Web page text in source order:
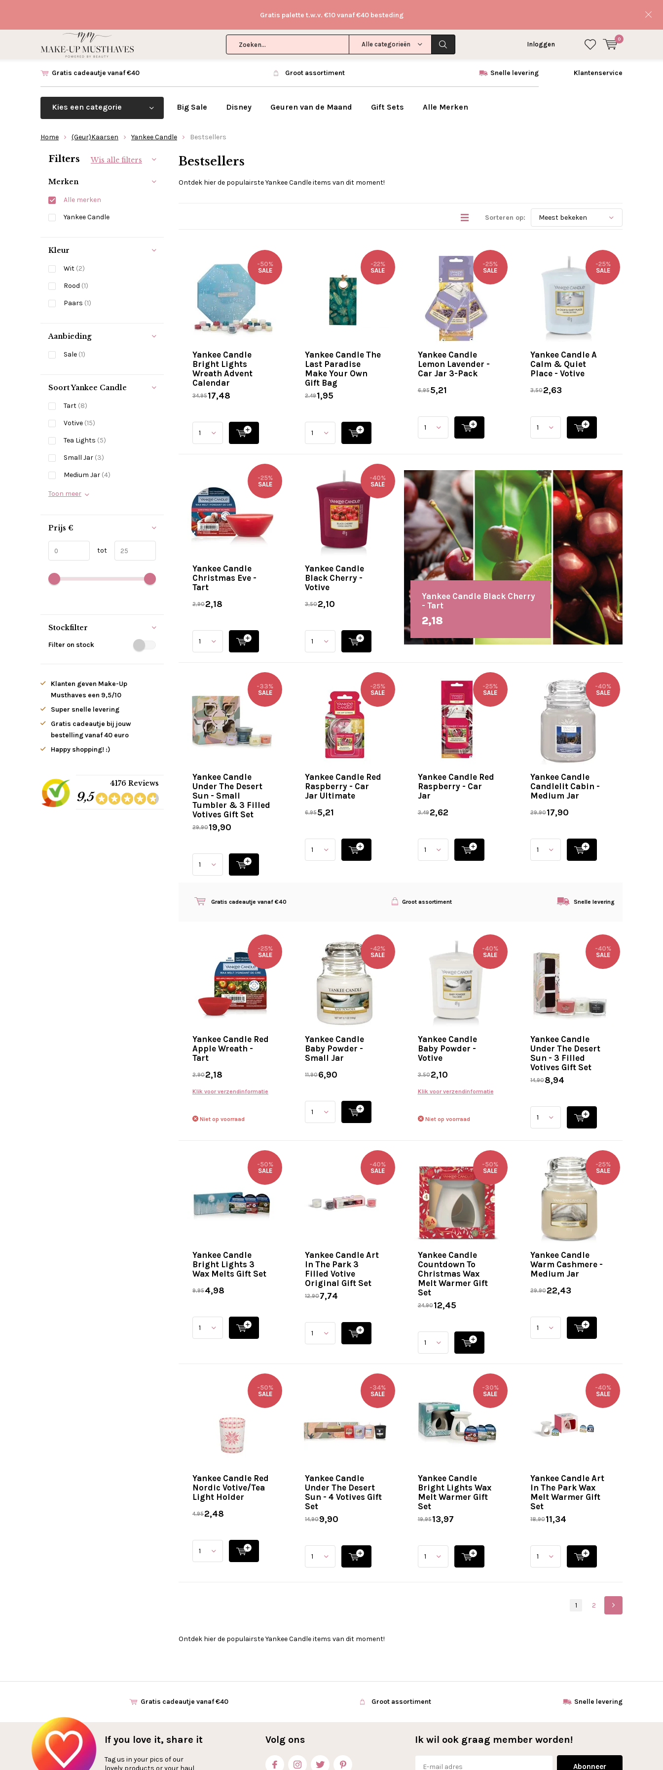
Alle categorieën Inloggen
0
Gratis palette t.w.v. €10 vanaf €40 besteding
Gratis cadeautje vanaf €40 Groot assortiment Snelle levering Klantenservice
Kies een categorie Big Sale Disney Geuren van de Maand Gift Sets Alle Merken
Home (Geur)Kaarsen Yankee Candle Bestsellers
Bestsellers
Ontdek hier de populairste Yankee Candle items van dit moment!
Sorteren op:
Yankee Candle
Bright Lights
Wreath Advent
Calendar
-50%
SALE
34,9517,48
Yankee Candle The
Last Paradise
Make Your Own
Gift Bag
-22%
SALE
2,491,95
Yankee Candle
Lemon Lavender -
Car Jar 3-Pack
-25%
SALE
6,955,21
Yankee Candle A
Calm & Quiet
Place - Votive
-25%
SALE
3,502,63
Yankee Candle
Christmas Eve -
Tart
-25%
SALE
2,902,18
Yankee Candle
Black Cherry -
Votive
-40%
SALE
3,502,10
Yankee Candle Black Cherry
- Tart
2,18
Yankee Candle
Under The Desert
Sun - Small
Tumbler & 3 Filled
Votives Gift Set
-33%
SALE
29,9019,90
Yankee Candle Red
Raspberry - Car
Jar Ultimate
-25%
SALE
6,955,21
Yankee Candle Red
Raspberry - Car
Jar
-25%
SALE
3,492,62
Yankee Candle
Candlelit Cabin -
Medium Jar
-40%
SALE
29,9017,90
Gratis cadeautje vanaf €40 Groot assortiment Snelle levering
Yankee Candle Red
Apple Wreath -
Tart
-25%
SALE
2,902,18
Klik voor verzendinformatie
Niet op voorraad
Yankee Candle
Baby Powder -
Small Jar
-42%
SALE
11,906,90
Yankee Candle
Baby Powder -
Votive
-40%
SALE
3,502,10
Klik voor verzendinformatie
Niet op voorraad
Yankee Candle
Under The Desert
Sun - 3 Filled
Votives Gift Set
-40%
SALE
14,908,94
Yankee Candle
Bright Lights 3
Wax Melts Gift Set
-50%
SALE
9,954,98
Yankee Candle Art
In The Park 3
Filled Votive
Original Gift Set
-40%
SALE
12,907,74
Yankee Candle
Countdown To
Christmas Wax
Melt Warmer Gift
Set
-50%
SALE
24,9012,45
Yankee Candle
Warm Cashmere -
Medium Jar
-25%
SALE
29,9022,43
Yankee Candle Red
Nordic Votive/Tea
Light Holder
-50%
SALE
4,952,48
Yankee Candle
Under The Desert
Sun - 4 Votives Gift
Set
-34%
SALE
14,909,90
Yankee Candle
Bright Lights Wax
Melt Warmer Gift
Set
-30%
SALE
19,9513,97
Yankee Candle Art
In The Park Wax
Melt Warmer Gift
Set
-40%
SALE
18,9011,34
1 2
Ontdek hier de populairste Yankee Candle items van dit moment!
Sorteren op:
Filters Wis alle filters
Merken
Alle merken
Yankee Candle
Kleur
Wit (2)
Rood (1)
Paars (1)
Aanbieding
Sale (1)
Soort Yankee Candle
Tart (8)
Votive (15)
Tea Lights (5)
Small Jar (3)
Medium Jar (4)
Toon meer
Prijs €
tot
Stockfilter
Filter on stock
Klanten geven Make-Up
Musthaves een 9,5/10
Super snelle levering
Gratis cadeautje bij jouw
bestelling vanaf 40 euro
Happy shopping! :)
9,5
4176 Reviews
Gratis cadeautje vanaf €40 Groot assortiment Snelle levering
If you love it, share it
Tag us in your pics of our
lovely products or your haul
Volg ons Ik wil ook graag member worden!
Abonneer